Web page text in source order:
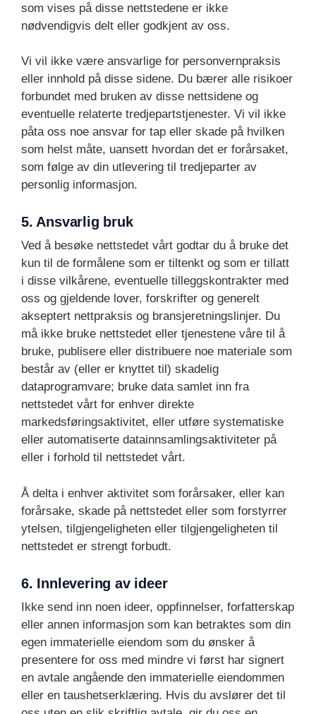
som vises på disse nettstedene er ikke
nødvendigvis delt eller godkjent av oss.
Vi vil ikke være ansvarlige for personvernpraksis
eller innhold på disse sidene. Du bærer alle risikoer
forbundet med bruken av disse nettsidene og
eventuelle relaterte tredjepartstjenester. Vi vil ikke
påta oss noe ansvar for tap eller skade på hvilken
som helst måte, uansett hvordan det er forårsaket,
som følge av din utlevering til tredjeparter av
personlig informasjon.
5. Ansvarlig bruk
Ved å besøke nettstedet vårt godtar du å bruke det
kun til de formålene som er tiltenkt og som er tillatt
i disse vilkårene, eventuelle tilleggskontrakter med
oss og gjeldende lover, forskrifter og generelt
akseptert nettpraksis og bransjeretningslinjer. Du
må ikke bruke nettstedet eller tjenestene våre til å
bruke, publisere eller distribuere noe materiale som
består av (eller er knyttet til) skadelig
dataprogramvare; bruke data samlet inn fra
nettstedet vårt for enhver direkte
markedsføringsaktivitet, eller utføre systematiske
eller automatiserte datainnsamlingsaktiviteter på
eller i forhold til nettstedet vårt.
Å delta i enhver aktivitet som forårsaker, eller kan
forårsake, skade på nettstedet eller som forstyrrer
ytelsen, tilgjengeligheten eller tilgjengeligheten til
nettstedet er strengt forbudt.
6. Innlevering av ideer
Ikke send inn noen ideer, oppfinnelser, forfatterskap
eller annen informasjon som kan betraktes som din
egen immaterielle eiendom som du ønsker å
presentere for oss med mindre vi først har signert
en avtale angående den immaterielle eiendommen
eller en taushetserklæring. Hvis du avslører det til